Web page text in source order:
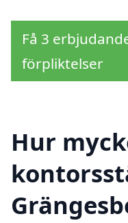
Få 3
förpliktelser
Hur